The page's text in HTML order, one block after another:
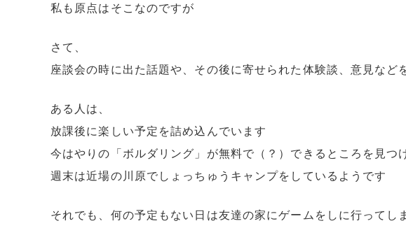
私も原点はそこなのですが
さて、
座談会の時に出た話題や、その後に寄せられた体験談、意見など
ある人は、
放課後に楽しい予定を詰め込んでいます
今はやりの「ボルダリング」が無料で（？）できるところを見つ
週末は近場の川原でしょっちゅうキャンプをしているようです
それでも、何の予定もない日は友達の家にゲームをしに行ってし